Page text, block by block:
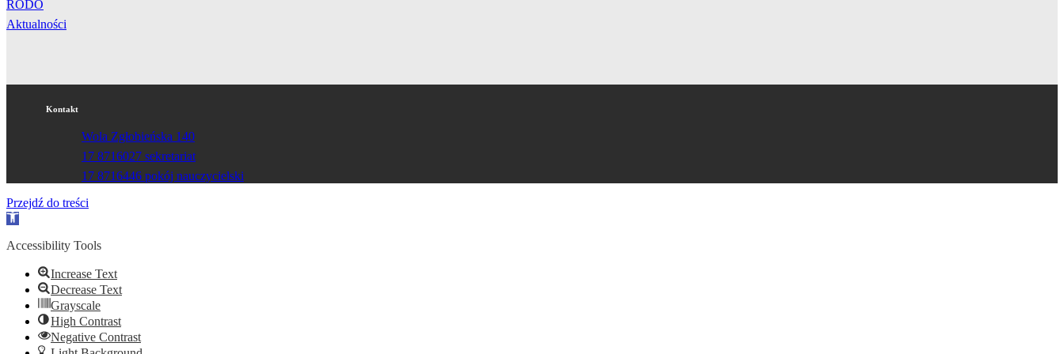
RODO
Aktualności
Kontakt
Wola Zgłobieńska 140
17 8716027 sekretariat
17 8716446 pokój nauczycielski
Przejdź do treści
Otwórz
narzędzi
Accessibility Tools
Increase Text
Decrease Text
Grayscale
High Contrast
Negative Contrast